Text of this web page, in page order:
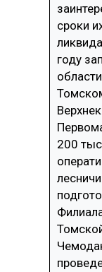
ДЕРЕВЯННОЕ
БЕЗОПАСНОЕ
СОРТИРОВКА
СУШКА
МЕБЕЛЬНОЕ
сроки
году
200